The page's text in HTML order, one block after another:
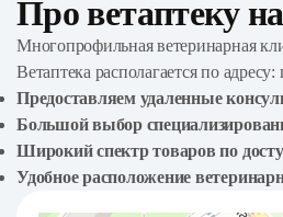
Про ветаптеку
Многопрофильная ветеринарная
Ветаптека располагается по
Предоставляем удаленные
Большой выбор
Широкий спектр товаров по
Удобное расположение